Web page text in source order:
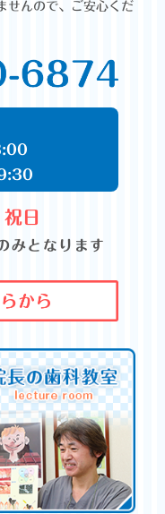
せんので、ご安心くだ
祝日
みとなります